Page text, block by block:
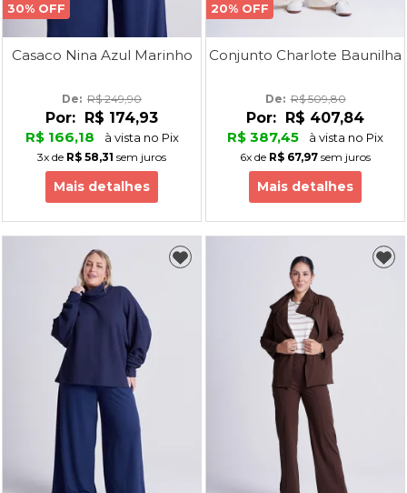
30% OFF
Casaco Nina Azul Marinho
De: R$ 249,90
Por: R$ 174,93
R$ 166,18
à vista no Pix
3x de R$ 58,31 sem juros
Mais detalhes
20% OFF
Conjunto Charlote Baunilha
De: R$ 509,80
Por: R$ 407,84
R$ 387,45
à vista no Pix
6x de R$ 67,97 sem juros
Mais detalhes